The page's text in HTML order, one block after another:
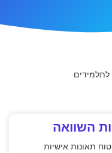
לתלמידים
השוואה
תאונות אישיות